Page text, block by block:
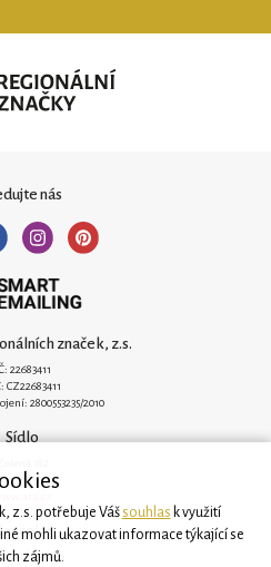
nás
značek, z.s.
22683411
CZ22683411
2800553235/2010
Sídlo
62 Mukařov
906/6
z.s. potřebuje Vášsouhlas k využití
mohli ukazovat informace týkající se
zájmů.